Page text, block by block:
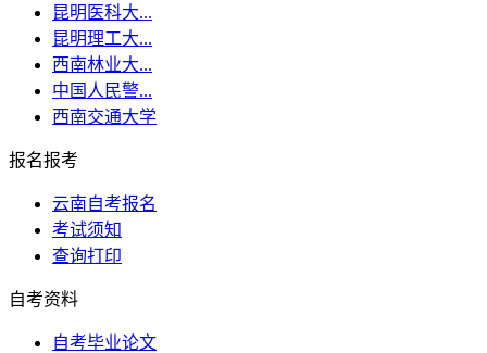
昆明医科大...
昆明理工大...
西南林业大...
中国人民警...
西南交通大学
报名报考
云南自考报名
考试须知
查询打印
自考资料
自考毕业论文